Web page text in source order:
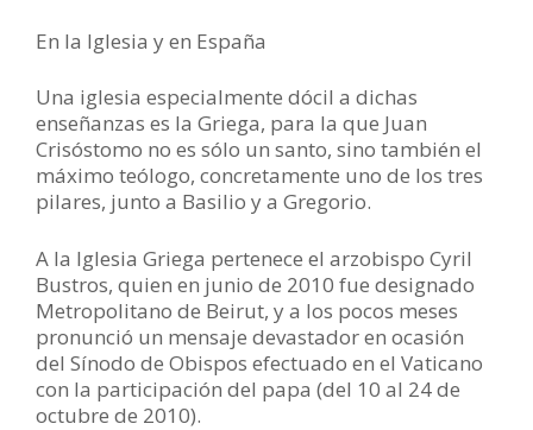
En la Iglesia y en España
Una iglesia especialmente dócil a dichas
enseñanzas es la Griega, para la que Juan
Crisóstomo no es sólo un santo, sino también el
máximo teólogo, concretamente uno de los tres
pilares, junto a Basilio y a Gregorio.
A la Iglesia Griega pertenece el arzobispo Cyril
Bustros, quien en junio de 2010 fue designado
Metropolitano de Beirut, y a los pocos meses
pronunció un mensaje devastador en ocasión
del Sínodo de Obispos efectuado en el Vaticano
con la participación del papa (del 10 al 24 de
octubre de 2010).